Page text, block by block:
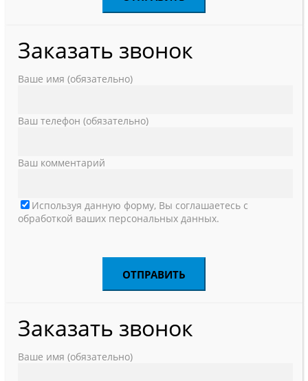
Заказать звонок
Ваше имя (обязательно)
Ваш телефон (обязательно)
Ваш комментарий
Используя данную форму, Вы соглашаетесь с
обработкой ваших персональных данных.
Заказать звонок
Ваше имя (обязательно)